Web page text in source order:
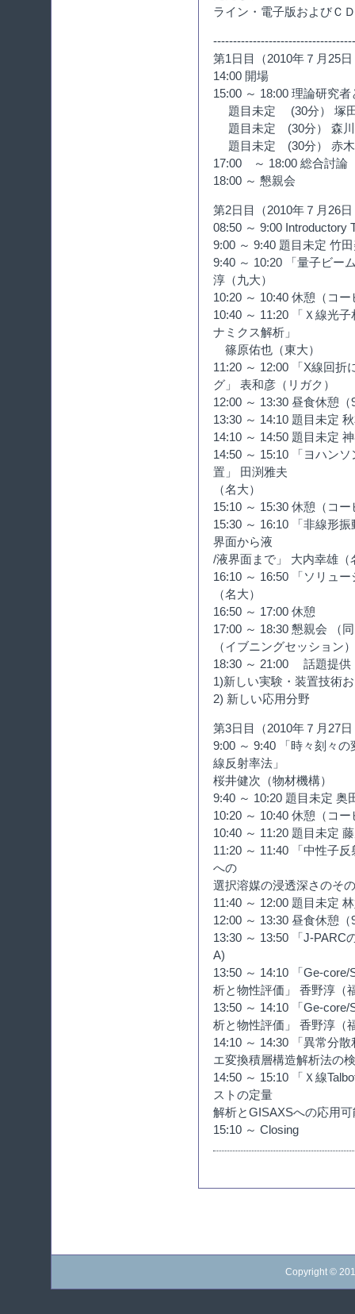
ライン・電子版およびＣ
第1日目（2010年７月25
14:00 開場
15:00 ～ 18:00 理論研究
題目未定 (30分） 塚田
題目未定 (30分） 森川
題目未定 (30分） 赤木
17:00 ～ 18:00 総合討
18:00 ～ 懇親会
第2日目（2010年７月26
08:50 ～ 9:00 Introductory
9:00 ～ 9:40 題目未定 竹
9:40 ～ 10:20 「量子ビー
淳（九大）
10:20 ～ 10:40 休憩（コ
10:40 ～ 11:20 「Ｘ線光
ナミクス解析」
篠原佑也（東大）
11:20 ～ 12:00 「X線回折
グ」 表和彦（リガク）
12:00 ～ 13:30 昼食休憩
13:30 ～ 14:10 題目未定
14:10 ～ 14:50 題目未定
14:50 ～ 15:10 「ヨハン
置」 田渕雅夫
（名大）
15:10 ～ 15:30 休憩（コ
15:30 ～ 16:10 「非線形
界面から液
/液界面まで」 大内幸雄（
16:10 ～ 16:50 「ソリュ
（名大）
16:50 ～ 17:00 休憩
17:00 ～ 18:30 懇親会
（イブニングセッション）
18:30 ～ 21:00 話題提供
1)新しい実験・装置技術
2) 新しい応用分野
第3日目（2010年７月27
9:00 ～ 9:40 「時々刻々
線反射率法」
桜井健次（物材機構）
9:40 ～ 10:20 題目未定 奥
10:20 ～ 10:40 休憩（コ
10:40 ～ 11:20 題目未定
11:20 ～ 11:40 「中性子
への
選択溶媒の浸透深さのそ
11:40 ～ 12:00 題目未定
12:00 ～ 13:30 昼食休憩
13:30 ～ 13:50 「J-PARC
A)
13:50 ～ 14:10 「Ge-
析と物性評価」 香野淳（
13:50 ～ 14:10 「Ge-
析と物性評価」 香野淳（
14:10 ～ 14:30 「異常分
エ変換積層構造解析法の
14:50 ～ 15:10 「Ｘ線
ストの定量
解析とGISAXSへの応用
15:10 ～ Closing
Copyright ©